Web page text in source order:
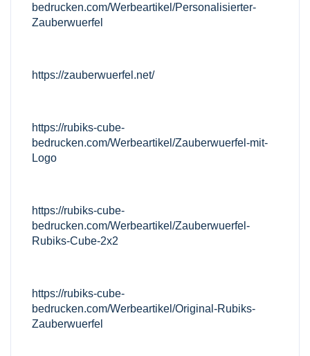
bedrucken.com/Werbeartikel/Personalisierter-
Zauberwuerfel
https://zauberwuerfel.net/
https://rubiks-cube-
bedrucken.com/Werbeartikel/Zauberwuerfel-mit-
Logo
https://rubiks-cube-
bedrucken.com/Werbeartikel/Zauberwuerfel-
Rubiks-Cube-2x2
https://rubiks-cube-
bedrucken.com/Werbeartikel/Original-Rubiks-
Zauberwuerfel